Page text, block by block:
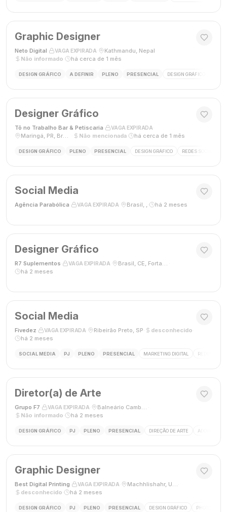
Graphic Designer
Neto Digital VAGA EXPIRADA Kathmandu, Nepal
Não informado
há cerca de 1 mês
DESIGN GRÁFICO A DEFINIR PLENO PRESENCIAL DESIGN GRÁFICO
Designer Gráfico
Tô no Trabalho Bar & Petiscaria VAGA EXPIRADA
Maringá, PR, Brasil
Não mencionada há cerca de 1 mês
DESIGN GRÁFICO PLENO PRESENCIAL DESIGN GRÁFICO REDES SOCIAIS
Social Media
Agência Parabólica VAGA EXPIRADA Brasil, , há 2 meses
Designer Gráfico
R7 Suplementos VAGA EXPIRADA Brasil, CE, Fortaleza
há 2 meses
Social Media
Fivedez VAGA EXPIRADA Ribeirão Preto, SP desconhecido
há 2 meses
SOCIAL MEDIA PJ PLENO PRESENCIAL MARKETING DIGITAL REDES
Diretor(a) de Arte
Grupo F7 VAGA EXPIRADA Balneário Camboriú, SC, Brasil
Não informado
há 2 meses
DESIGN GRÁFICO PJ PLENO PRESENCIAL DIREÇÃO DE ARTE ADOBE
Graphic Designer
Best Digital Printing VAGA EXPIRADA Machhlishahr, Uttar Pradesh, Índia
desconhecido
há 2 meses
DESIGN GRÁFICO PJ PLENO PRESENCIAL DESIGN GRÁFICO PHOTOSHOP